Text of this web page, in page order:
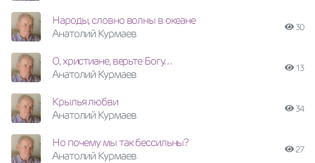
Народы, словно волны в океане
Анатолий Курмаев
30
О, христиане, верьте Богу…
Анатолий Курмаев
13
Крылья любви
Анатолий Курмаев
34
Но почему мы так бессильны?
Анатолий Курмаев
27